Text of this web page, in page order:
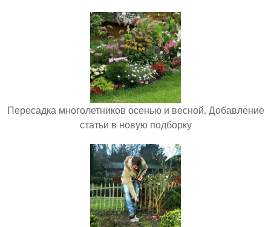
Пересадка многолетников осенью и весной. Добавление
статьи в новую подборку